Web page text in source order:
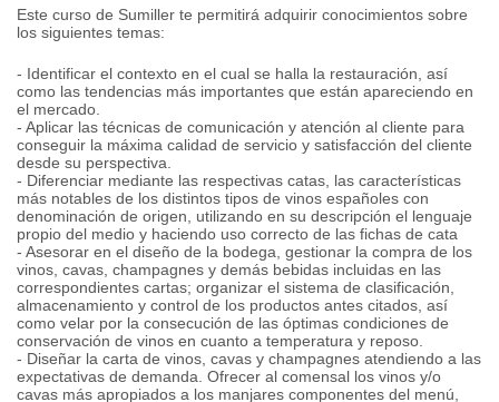
Este curso de Sumiller te permitirá adquirir conocimientos sobre
los siguientes temas:
- Identificar el contexto en el cual se halla la restauración, así
como las tendencias más importantes que están apareciendo en
el mercado.
- Aplicar las técnicas de comunicación y atención al cliente para
conseguir la máxima calidad de servicio y satisfacción del cliente
desde su perspectiva.
- Diferenciar mediante las respectivas catas, las características
más notables de los distintos tipos de vinos españoles con
denominación de origen, utilizando en su descripción el lenguaje
propio del medio y haciendo uso correcto de las fichas de cata
- Asesorar en el diseño de la bodega, gestionar la compra de los
vinos, cavas, champagnes y demás bebidas incluidas en las
correspondientes cartas; organizar el sistema de clasificación,
almacenamiento y control de los productos antes citados, así
como velar por la consecución de las óptimas condiciones de
conservación de vinos en cuanto a temperatura y reposo.
- Diseñar la carta de vinos, cavas y champagnes atendiendo a las
expectativas de demanda. Ofrecer al comensal los vinos y/o
cavas más apropiados a los manjares componentes del menú,